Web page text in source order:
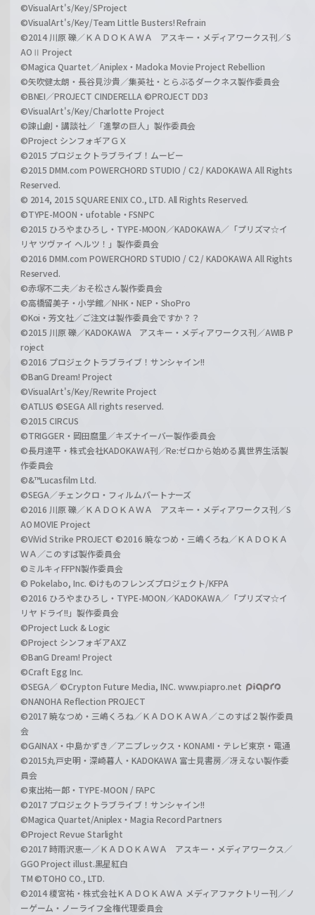
©VisualArt's/Key/SProject
©VisualArt's/Key/Team Little Busters! Refrain
©2014 川原 礫／ＫＡＤＯＫＡＷＡ アスキー・メディアワークス刊／S
AOⅡ Project
©Magica Quartet／Aniplex・Madoka Movie Project Rebellion
©矢吹健太朗・長谷見沙貴／集英社・とらぶるダークネス製作委員会
©BNEI／PROJECT CINDERELLA ©PROJECT DD3
©VisualArt's/Key/Charlotte Project
©諫山創・講談社／「進撃の巨人」製作委員会
©Project シンフォギアＧＸ
©2015 プロジェクトラブライブ！ムービー
©2015 DMM.com POWERCHORD STUDIO / C2 / KADOKAWA All Rights
Reserved.
© 2014, 2015 SQUARE ENIX CO., LTD. All Rights Reserved.
©TYPE-MOON・ufotable・FSNPC
©2015 ひろやまひろし・TYPE-MOON／KADOKAWA／「プリズマ☆イ
リヤ ツヴァイ ヘルツ！」製作委員会
©2016 DMM.com POWERCHORD STUDIO / C2 / KADOKAWA All Rights
Reserved.
©赤塚不二夫／おそ松さん製作委員会
©高橋留美子・小学館／NHK・NEP・ShoPro
©Koi・芳文社／ご注文は製作委員会ですか？？
©2015 川原 礫／KADOKAWA アスキー・メディアワークス刊／AWIB P
roject
©2016 プロジェクトラブライブ！サンシャイン!!
©BanG Dream! Project
©VisualArt's/Key/Rewrite Project
©ATLUS ©SEGA All rights reserved.
©2015 CIRCUS
©TRIGGER・岡田麿里／キズナイーバー製作委員会
©長月達平・株式会社KADOKAWA刊／Re:ゼロから始める異世界生活製
作委員会
©&™Lucasfilm Ltd.
©SEGA／チェンクロ・フィルムパートナーズ
©2016 川原 礫／ＫＡＤＯＫＡＷＡ アスキー・メディアワークス刊／S
AO MOVIE Project
©ViVid Strike PROJECT ©2016 暁なつめ・三嶋くろね／ＫＡＤＯＫＡ
ＷＡ／このすば製作委員会
©ミルキィFFPN製作委員会
© Pokelabo, Inc. ©けものフレンズプロジェクト/KFPA
©2016 ひろやまひろし・TYPE-MOON／KADOKAWA／「プリズマ☆イ
リヤ ドライ!!」製作委員会
©Project Luck & Logic
©Project シンフォギアAXZ
©BanG Dream! Project
©Craft Egg Inc.
©SEGA／ ©Crypton Future Media, INC. www.piapro.net
©NANOHA Reflection PROJECT
©2017 暁なつめ・三嶋くろね／ＫＡＤＯＫＡＷＡ／このすば２製作委員
会
©GAINAX・中島かずき／アニプレックス・KONAMI・テレビ東京・電通
©2015丸戸史明・深崎暮人・KADOKAWA 富士見書房／冴えない製作委
員会
©東出祐一郎・TYPE-MOON / FAPC
©2017 プロジェクトラブライブ！サンシャイン!!
©Magica Quartet/Aniplex・Magia Record Partners
©Project Revue Starlight
©2017 時雨沢恵一／ＫＡＤＯＫＡＷＡ アスキー・メディアワークス／
GGO Project illust.黒星紅白
TM ©TOHO CO., LTD.
©2014 榎宮祐・株式会社ＫＡＤＯＫＡＷＡ メディアファクトリー刊／ノ
ーゲーム・ノーライフ全権代理委員会